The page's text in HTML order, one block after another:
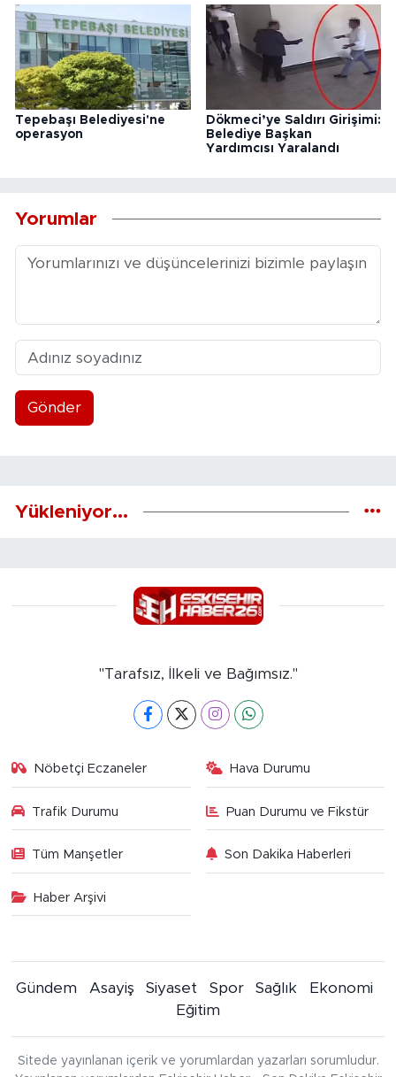
Tepebaşı Belediyesi'ne
operasyon
Dökmeci’ye Saldırı Girişimi:
Belediye Başkan
Yardımcısı Yaralandı
Yorumlar
Gönder
Yükleniyor...
"Tarafsız, İlkeli ve Bağımsız."
Nöbetçi Eczaneler Hava Durumu
Trafik Durumu Puan Durumu ve Fikstür
Tüm Manşetler Son Dakika Haberleri
Haber Arşivi
Gündem Asayiş Siyaset Spor Sağlık
Ekonomi
Eğitim
Sitede yayınlanan içerik ve yorumlardan yazarları sorumludur.